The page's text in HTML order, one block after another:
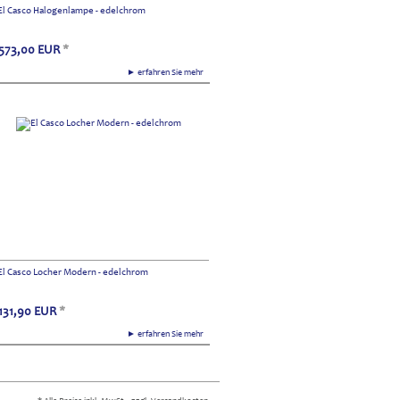
Casco Halogenlampe - edelchrom
► erfahren Sie mehr
EUR *
Casco Locher Modern - edelchrom
► erfahren Sie mehr
EUR *